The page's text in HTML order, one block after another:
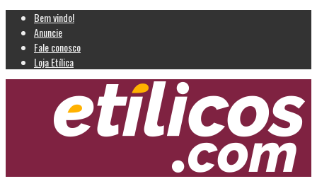
Bem vindo!
Anuncie
Fale conosco
Loja Etílica